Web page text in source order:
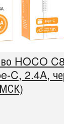
HOCO
C, 2.4A,